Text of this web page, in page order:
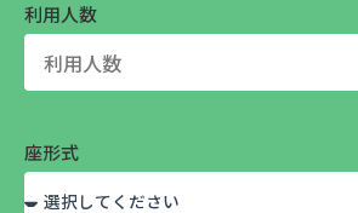
利用人数
座形式